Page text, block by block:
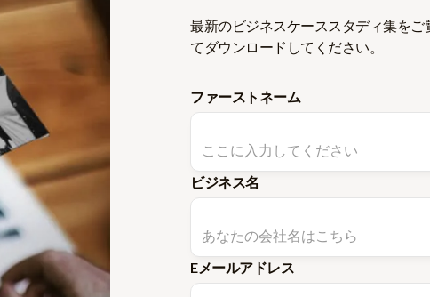
最新のビジネスケーススタディ集を
てダウンロードしてください。
ファーストネーム
ビジネス名
Eメールアドレス